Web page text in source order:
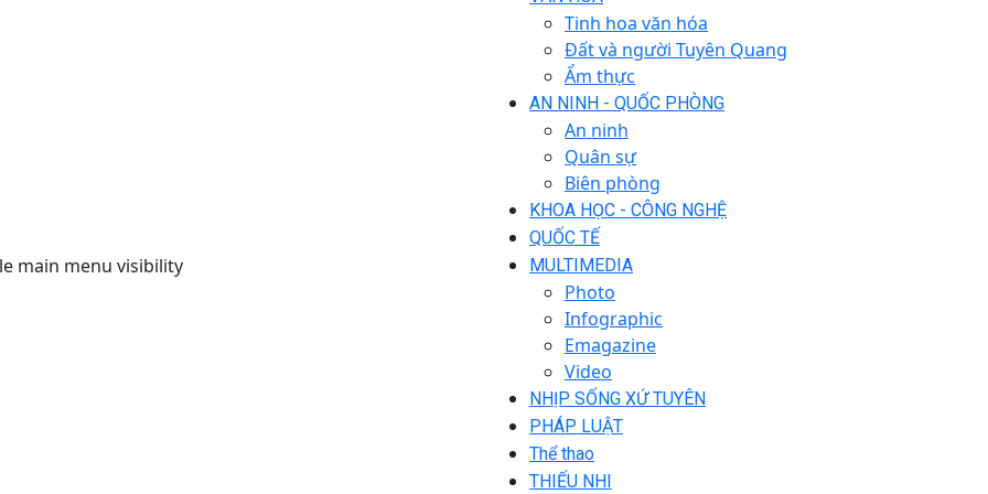
main menu visibility
Tinh hoa văn hóa
Đất và người Tuyên Quang
Ẩm thực
AN NINH - QUỐC PHÒNG
An ninh
Quân sự
Biên phòng
KHOA HỌC - CÔNG NGHỆ
QUỐC TẾ
MULTIMEDIA
Photo
Infographic
Emagazine
Video
NHỊP SỐNG XỨ TUYÊN
PHÁP LUẬT
Thể thao
THIẾU NHI